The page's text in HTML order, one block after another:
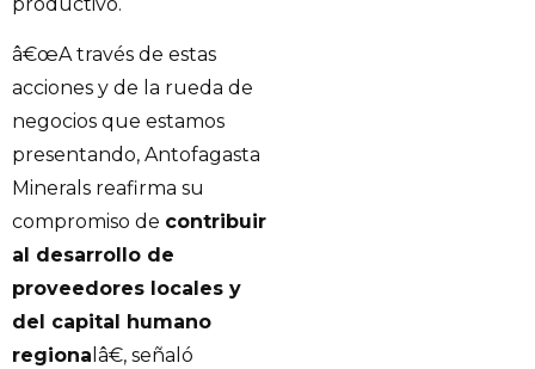
â€œA través de estas
acciones y de la rueda de
negocios que estamos
presentando, Antofagasta
Minerals reafirma su
compromiso de contribuir
al desarrollo de
proveedores locales y
del capital humano
regiona lâ€, señaló